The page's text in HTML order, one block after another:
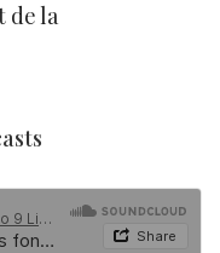
de la